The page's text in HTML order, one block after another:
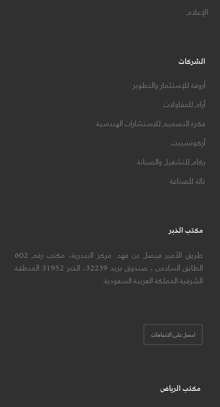
الإعلام
الشركات
أروقة للإستثمار والتطوير
آرام للمقاولات
فكرة التصميم للاستشارات الهندسية
آركونسيبت
ركام للتشغيل والصيانة
تالة للصناعة
مكتب الخبر
طريق الأمير فيصل بن فهد. مركز البندرية، مكتب رقم 602
الطابق السادس.، صندوق بريد 32239، الخبر 31952 المنطقة
الشرقية المملكة العربية السعودية.
احصل على الاتجاهات
مكتب الرياض